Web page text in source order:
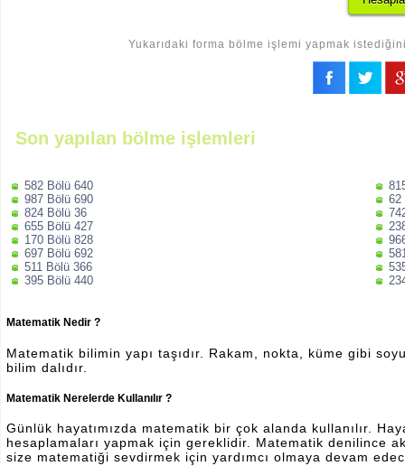
Yukarıdaki forma bölme işlemi yapmak
Son yapılan bölme işlemleri
582 Bölü 640
987 Bölü 690
824 Bölü 36
655 Bölü 427
170 Bölü 828
697 Bölü 692
511 Bölü 366
395 Bölü 440
62
Matematik Nedir ?
Matematik bilimin yapı taşıdır. Rakam, nokta, küme gibi
bilim dalıdır.
Matematik Nerelerde Kullanılır ?
Günlük hayatımızda matematik bir çok alanda kullanılır.
hesaplamaları yapmak için gereklidir. Matematik denilince
size matematiği sevdirmek için yardımcı olmaya devam